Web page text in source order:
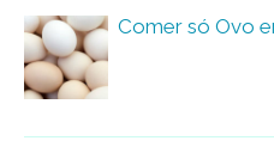
Comer só Ovo